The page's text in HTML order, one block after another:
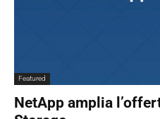
Featured
NetApp amplia